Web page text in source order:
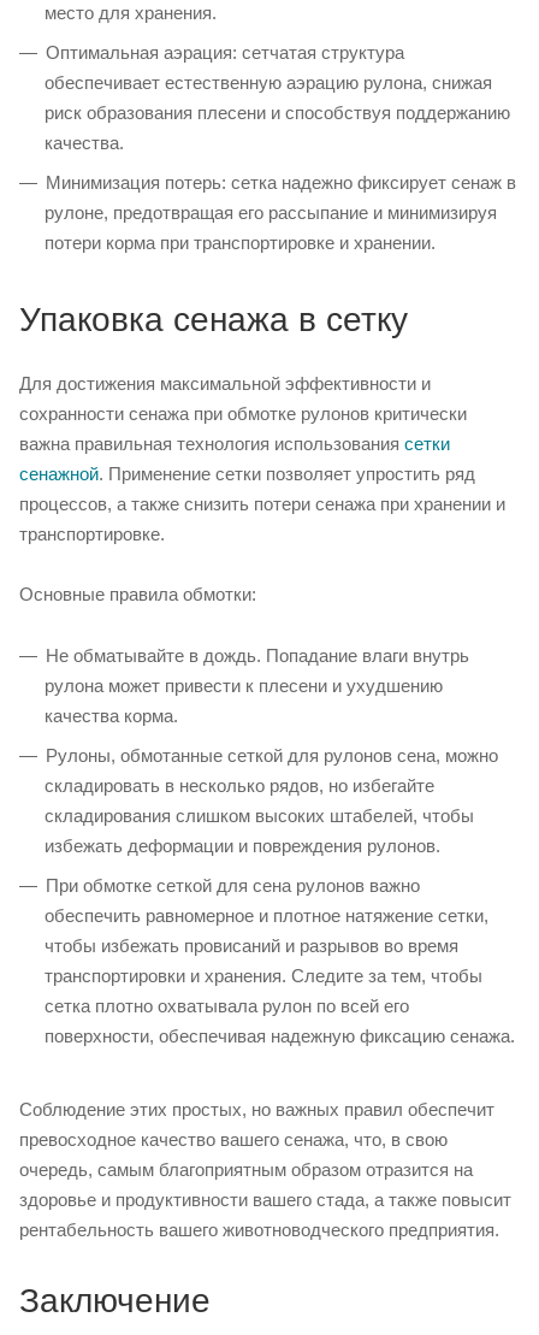
место для хранения.
Оптимальная аэрация: сетчатая структура
обеспечивает естественную аэрацию рулона, снижая
риск образования плесени и способствуя поддержанию
качества.
Минимизация потерь: сетка надежно фиксирует сенаж в
рулоне, предотвращая его рассыпание и минимизируя
потери корма при транспортировке и хранении.
Упаковка сенажа в сетку
Для достижения максимальной эффективности и
сохранности сенажа при обмотке рулонов критически
важна правильная технология использования сетки
сенажной. Применение сетки позволяет упростить ряд
процессов, а также снизить потери сенажа при хранении и
транспортировке.
Основные правила обмотки:
Не обматывайте в дождь. Попадание влаги внутрь
рулона может привести к плесени и ухудшению
качества корма.
Рулоны, обмотанные сеткой для рулонов сена, можно
складировать в несколько рядов, но избегайте
складирования слишком высоких штабелей, чтобы
избежать деформации и повреждения рулонов.
При обмотке сеткой для сена рулонов важно
обеспечить равномерное и плотное натяжение сетки,
чтобы избежать провисаний и разрывов во время
транспортировки и хранения. Следите за тем, чтобы
сетка плотно охватывала рулон по всей его
поверхности, обеспечивая надежную фиксацию сенажа.
Соблюдение этих простых, но важных правил обеспечит
превосходное качество вашего сенажа, что, в свою
очередь, самым благоприятным образом отразится на
здоровье и продуктивности вашего стада, а также повысит
рентабельность вашего животноводческого предприятия.
Заключение